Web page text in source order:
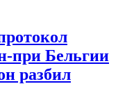
Бельгии
разбил